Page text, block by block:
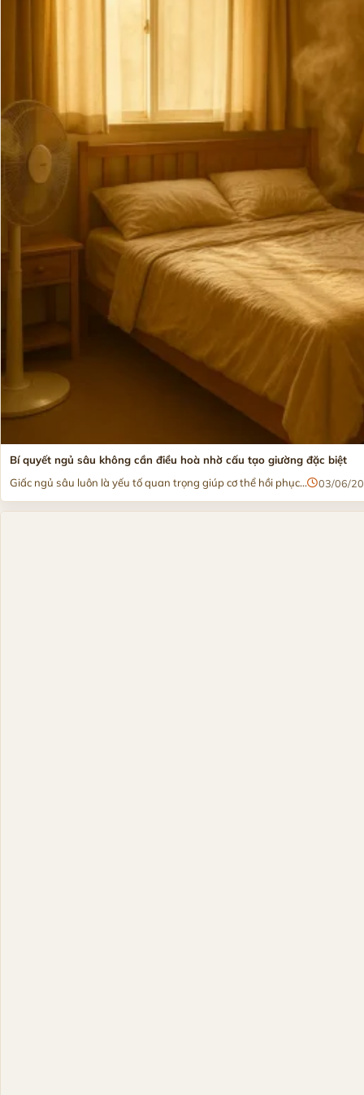
Bí quyết ngủ sâu không cần điều hoà nhờ cấu tạo giường đặc biệt
Giấc ngủ sâu luôn là yếu tố quan trọng giúp cơ thể hồi phục...
03/06/